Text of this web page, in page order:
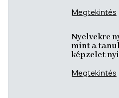
Megtekintés
Nyelvekre
mint a
képzelet
Megtekintés